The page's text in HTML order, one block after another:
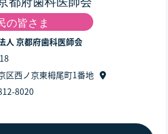
人 京都府歯科医師会
区西ノ京東栂尾町1番地
8020